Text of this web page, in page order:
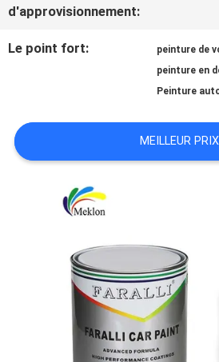
QUALITÉ
NOUVELLES
DEMANDE
SOUMISSION
d'approvisionnement:
Le point fort: peinture de
peinture en
Peinture
MEILLEUR PRIX